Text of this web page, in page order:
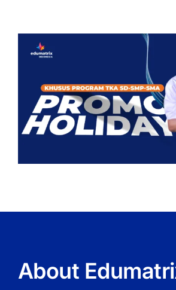
About